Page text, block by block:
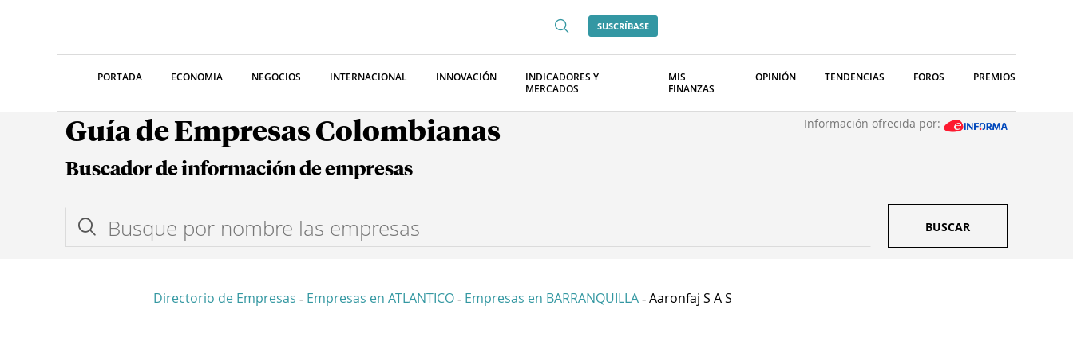
SUSCRÍBASE
PORTADA ECONOMIA NEGOCIOS INTERNACIONAL INNOVACIÓN
INDICADORES Y
MERCADOS
MIS
FINANZAS
OPINIÓN TENDENCIAS FOROS PREMIOS
Guía de Empresas Colombianas Información ofrecida por:
Buscador de información de empresas
BUSCAR
Directorio de Empresas - Empresas en ATLANTICO - Empresas en BARRANQUILLA - Aaronfaj S A S